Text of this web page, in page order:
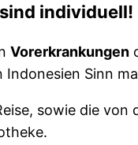
individuell!
Vorerkrankungen
Sinn
sowie die von